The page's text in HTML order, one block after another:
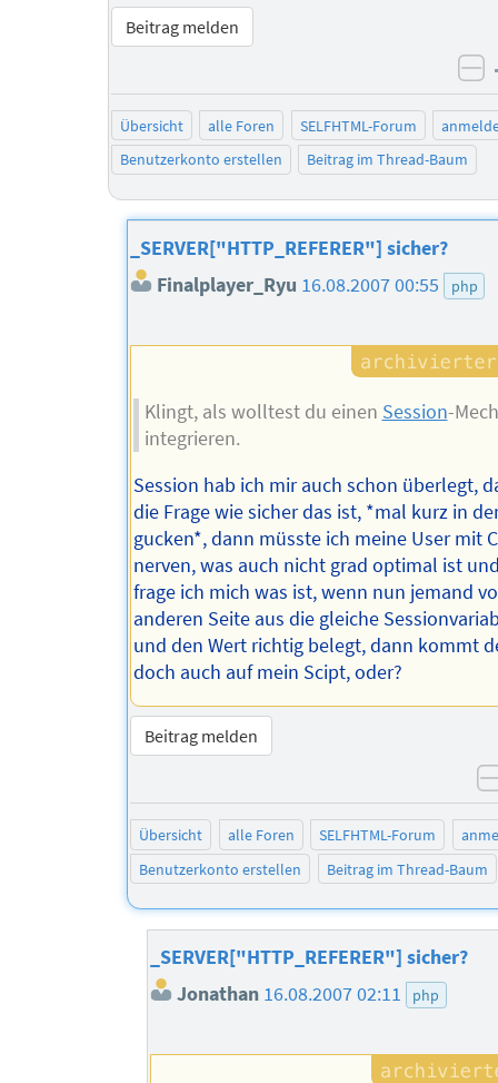
Beitrag melden
Übersicht alle Foren SELFHTML-Forum
Benutzerkonto erstellen
Beitrag im Thread-Baum
_SERVER["HTTP_REFERER"] sicher?
Finalplayer_Ryu 16.08.2007 00:55 php
Klingt, als wolltest du einen Session-
integrieren.
Session hab ich mir auch schon überlegt,
die Frage wie sicher das ist, *mal kurz in
gucken*, dann müsste ich meine User mit
nerven, was auch nicht grad optimal ist
frage ich mich was ist, wenn nun jemand
anderen Seite aus die gleiche
und den Wert richtig belegt, dann kommt
doch auch auf mein Scipt, oder?
Beitrag melden
Übersicht alle Foren SELFHTML-Forum
Benutzerkonto erstellen
Beitrag im Thread-Baum
_SERVER["HTTP_REFERER"] sicher?
Jonathan 16.08.2007 02:11 php